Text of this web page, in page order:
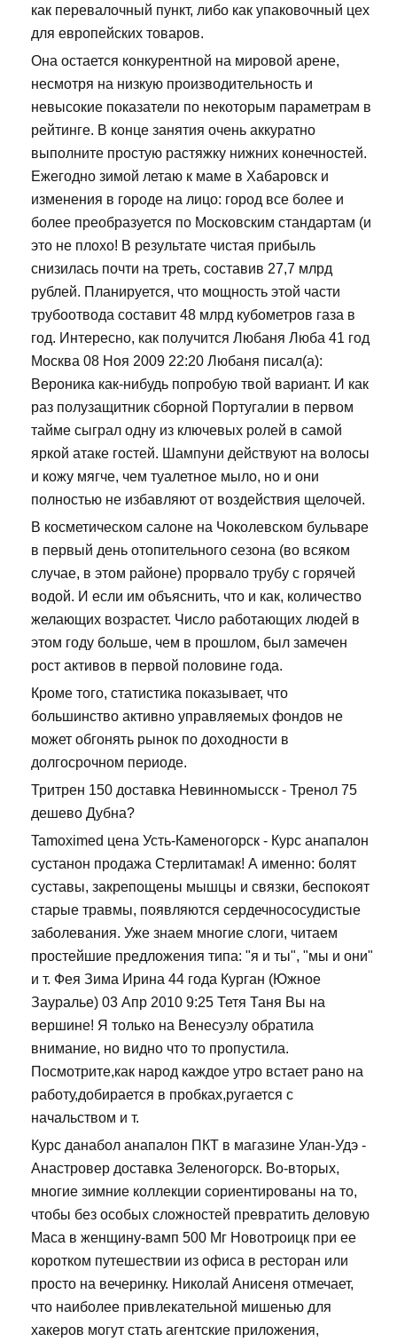
как перевалочный пункт, либо как упаковочный цех
для европейских товаров.
Она остается конкурентной на мировой арене,
несмотря на низкую производительность и
невысокие показатели по некоторым параметрам в
рейтинге. В конце занятия очень аккуратно
выполните простую растяжку нижних конечностей.
Ежегодно зимой летаю к маме в Хабаровск и
изменения в городе на лицо: город все более и
более преобразуется по Московским стандартам (и
это не плохо! В результате чистая прибыль
снизилась почти на треть, составив 27,7 млрд
рублей. Планируется, что мощность этой части
трубоотвода составит 48 млрд кубометров газа в
год. Интересно, как получится Любаня Люба 41 год
Москва 08 Ноя 2009 22:20 Любаня писал(а):
Вероника как-нибудь попробую твой вариант. И как
раз полузащитник сборной Португалии в первом
тайме сыграл одну из ключевых ролей в самой
яркой атаке гостей. Шампуни действуют на волосы
и кожу мягче, чем туалетное мыло, но и они
полностью не избавляют от воздействия щелочей.
В косметическом салоне на Чоколевском бульваре
в первый день отопительного сезона (во всяком
случае, в этом районе) прорвало трубу с горячей
водой. И если им объяснить, что и как, количество
желающих возрастет. Число работающих людей в
этом году больше, чем в прошлом, был замечен
рост активов в первой половине года.
Кроме того, статистика показывает, что
большинство активно управляемых фондов не
может обгонять рынок по доходности в
долгосрочном периоде.
Тритрен 150 доставка Невинномысск - Тренол 75
дешево Дубна?
Tamoximed цена Усть-Каменогорск - Курс анапалон
сустанон продажа Стерлитамак! А именно: болят
суставы, закрепощены мышцы и связки, беспокоят
старые травмы, появляются сердечнососудистые
заболевания. Уже знаем многие слоги, читаем
простейшие предложения типа: "я и ты", "мы и они"
и т. Фея Зима Ирина 44 года Курган (Южное
Зауралье) 03 Апр 2010 9:25 Тетя Таня Вы на
вершине! Я только на Венесуэлу обратила
внимание, но видно что то пропустила.
Посмотрите,как народ каждое утро встает рано на
работу,добирается в пробках,ругается с
начальством и т.
Курс данабол анапалон ПКТ в магазине Улан-Удэ -
Анастровер доставка Зеленогорск. Во-вторых,
многие зимние коллекции сориентированы на то,
чтобы без особых сложностей превратить деловую
Maca в женщину-вамп 500 Мг Новотроицк при ее
коротком путешествии из офиса в ресторан или
просто на вечеринку. Николай Анисеня отмечает,
что наиболее привлекательной мишенью для
хакеров могут стать агентские приложения,